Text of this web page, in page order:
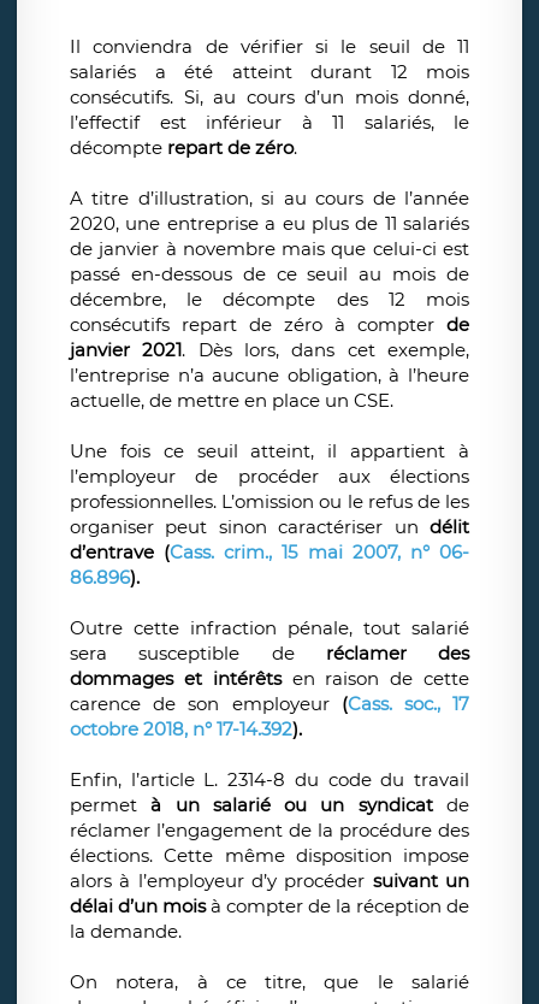
Il conviendra de vérifier si le seuil de 11
salariés a été atteint durant 12 mois
consécutifs. Si, au cours d’un mois donné,
l’effectif est inférieur à 11 salariés, le
décompte repart de zéro.
A titre d’illustration, si au cours de l’année
2020, une entreprise a eu plus de 11 salariés
de janvier à novembre mais que celui-ci est
passé en-dessous de ce seuil au mois de
décembre, le décompte des 12 mois
consécutifs repart de zéro à compter de
janvier 2021. Dès lors, dans cet exemple,
l’entreprise n’a aucune obligation, à l’heure
actuelle, de mettre en place un CSE.
Une fois ce seuil atteint, il appartient à
l’employeur de procéder aux élections
professionnelles. L’omission ou le refus de les
organiser peut sinon caractériser un délit
d’entrave (Cass. crim., 15 mai 2007, n° 06-
86.896).
Outre cette infraction pénale, tout salarié
sera susceptible de réclamer des
dommages et intérêtsen raison de cette
carence de son employeur (Cass. soc., 17
octobre 2018, n° 17-14.392).
Enfin, l’article L. 2314-8 du code du travail
permetà un salarié ou un syndicatde
réclamer l’engagement de la procédure des
élections. Cette même disposition impose
alors à l’employeur d’y procéder suivant un
délai d’un moisà compter de la réception de
la demande.
On notera, à ce titre, que le salarié